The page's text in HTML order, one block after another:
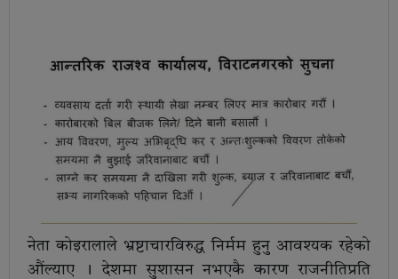
नेता कोइरालाले भ्रष्टाचारविरुद्ध निर्मम हुनु आवश्यक रहेको
औंल्याए । देशमा सुशासन नभएकै कारण राजनीतिप्रति